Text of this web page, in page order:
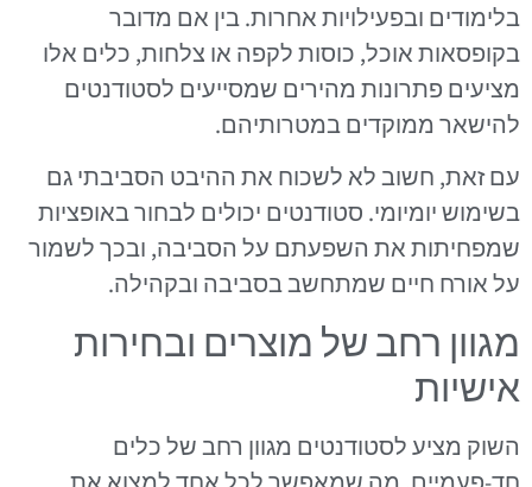
בלימודים ובפעילויות אחרות. בין אם מדובר
בקופסאות אוכל, כוסות לקפה או צלחות, כלים אלו
מציעים פתרונות מהירים שמסייעים לסטודנטים
להישאר ממוקדים במטרותיהם.
עם זאת, חשוב לא לשכוח את ההיבט הסביבתי גם
בשימוש יומיומי. סטודנטים יכולים לבחור באופציות
שמפחיתות את השפעתם על הסביבה, ובכך לשמור
על אורח חיים שמתחשב בסביבה ובקהילה.
מגוון רחב של מוצרים ובחירות
אישיות
השוק מציע לסטודנטים מגוון רחב של כלים